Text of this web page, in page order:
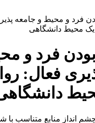
فرد و محیط و جامعه
یک محیط دانشگاهی
فرد و
فعال: